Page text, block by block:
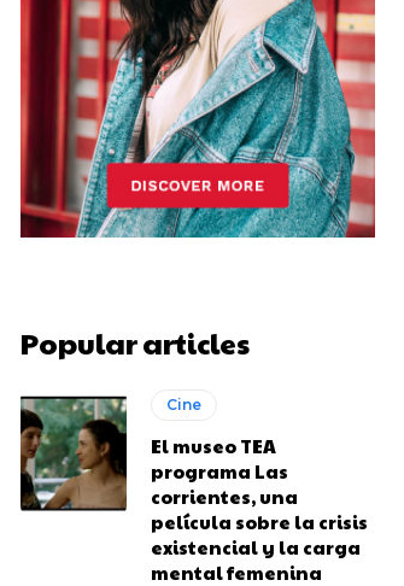
Popular articles
Cine
El museo TEA
programa Las
corrientes, una
película sobre la crisis
existencial y la carga
mental femenina